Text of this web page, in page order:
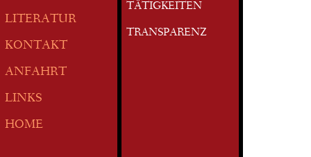
LITERATUR
KONTAKT
ANFAHRT
LINKS
HOME
TÄTIGKEITEN
TRANSPARENZ